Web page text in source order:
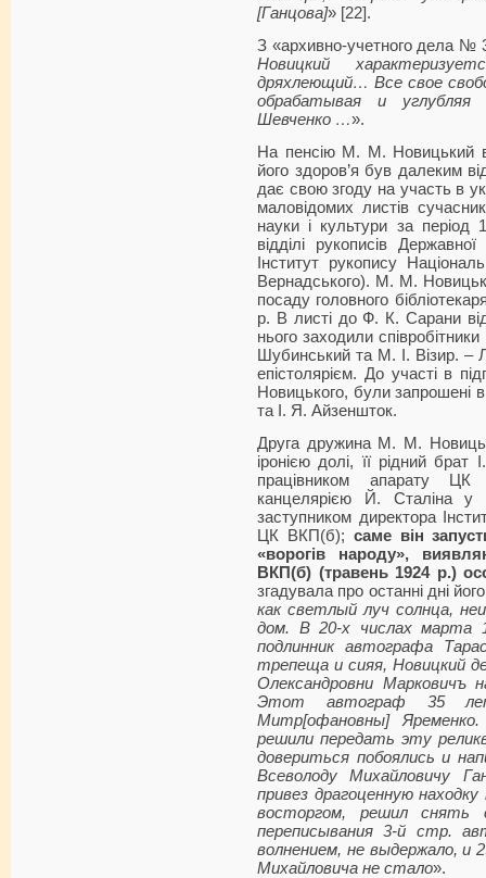
[Ганцова]» [22].
З «архивно-учетного дела №
Новицкий
дряхлеющий… Все свое
обрабатывая и
Шевченко …».
На пенсію М. М. Новицький
його здоров’я був далеким
дає свою згоду на участь в
маловідомих листів
науки і культури за
відділі рукописів
Інститут рукопису
Вернадського). М. М.
посаду головного
р. В листі до Ф. К. Сарани
нього заходили
Шубинський та М. І. Візир. –
епістолярієм. До участі в
Новицького, були запрошені
та І. Я. Айзеншток.
Друга дружина М. М.
іронією долі, її рідний
працівником апарату ЦК
канцелярією Й. Сталіна
заступником директора
ЦК ВКП(б); саме він
«ворогів народу»,
ВКП(б) (травень 1924 р.)
згадувала про останні дні
как светлый луч солнца,
дом. В 20-х числах марта
подлинник автографа
трепеща и сияя, Новицкий
Олександровни Марковичъ
Этот автограф 35
Митр[офановны]
решили передать эту
довериться побоялись и
Всеволоду Михайловичу
привез драгоценную
восторгом, решил снять
переписывания 3-й стр.
волнением, не выдержало, и
Михайловича не стало».